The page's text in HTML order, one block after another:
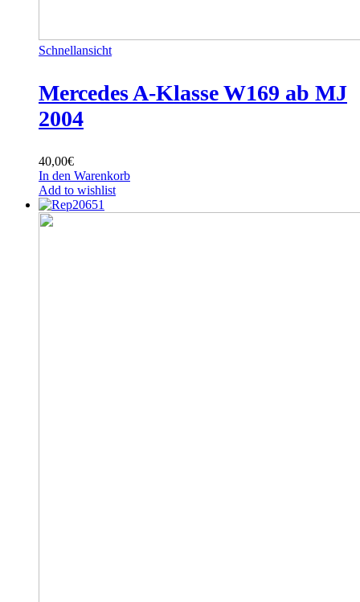
Schnellansicht
Mercedes A-Klasse W169 ab MJ
2004
40,00€
In den Warenkorb
Add to wishlist